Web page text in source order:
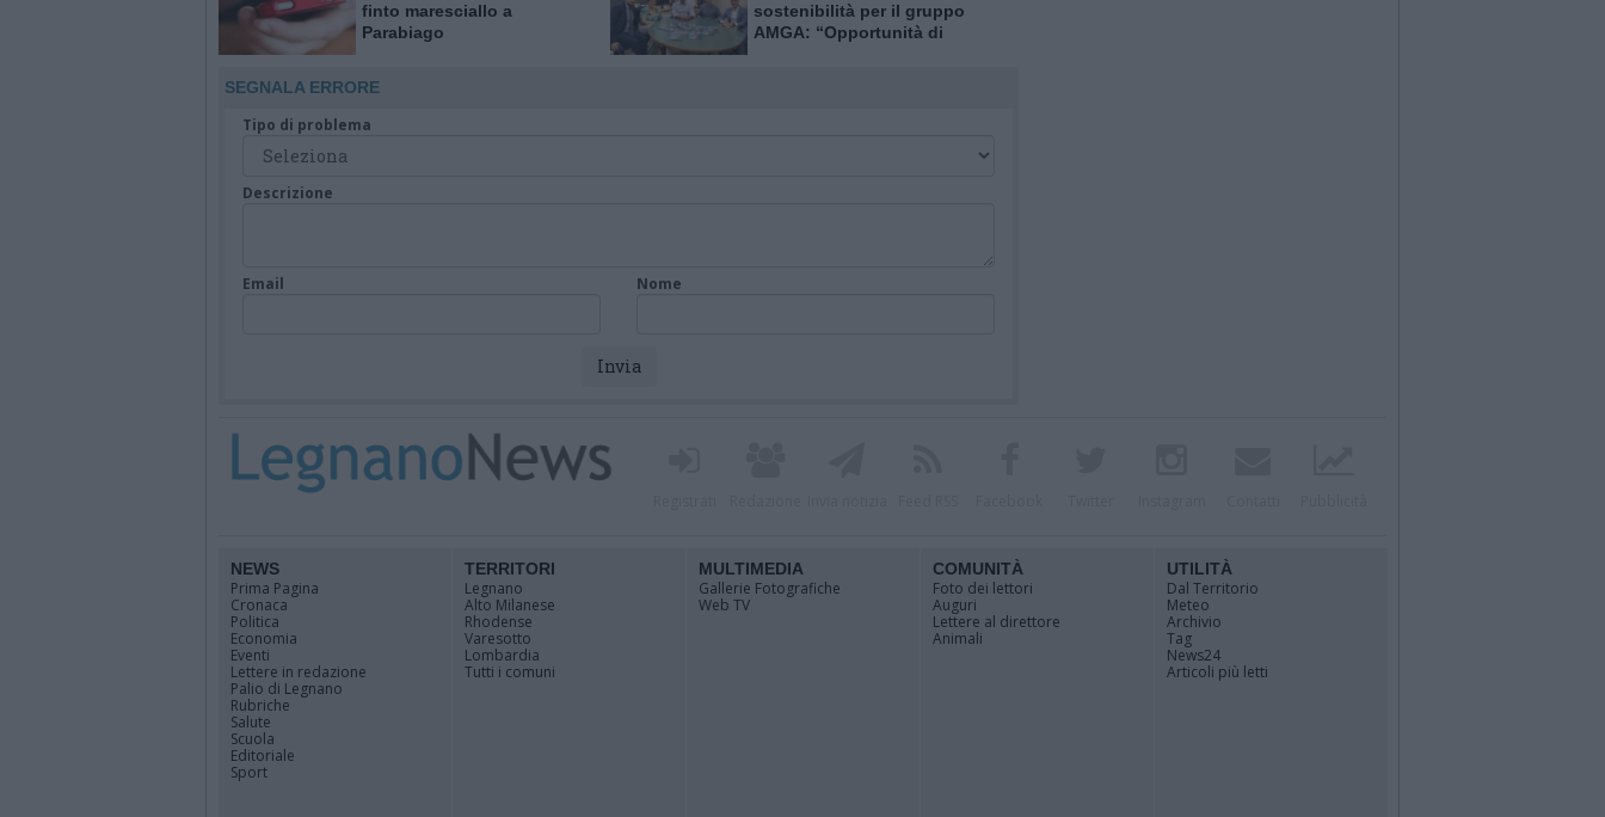
finto maresciallo a
Parabiago
sostenibilità per il gruppo
AMGA: “Opportunità di
SEGNALA ERRORE
Tipo di problema
Descrizione
Email Nome
NEWS
Prima Pagina
Cronaca
Politica
Economia
Eventi
Lettere in redazione
Palio di Legnano
Rubriche
Salute
Scuola
Editoriale
Sport
TERRITORI
Legnano
Alto Milanese
Rhodense
Varesotto
Lombardia
Tutti i comuni
MULTIMEDIA
Gallerie Fotografiche
Web TV
COMUNITÀ
Foto dei lettori
Auguri
Lettere al direttore
Animali
UTILITÀ
Dal Territorio
Meteo
Archivio
Tag
News24
Articoli più letti